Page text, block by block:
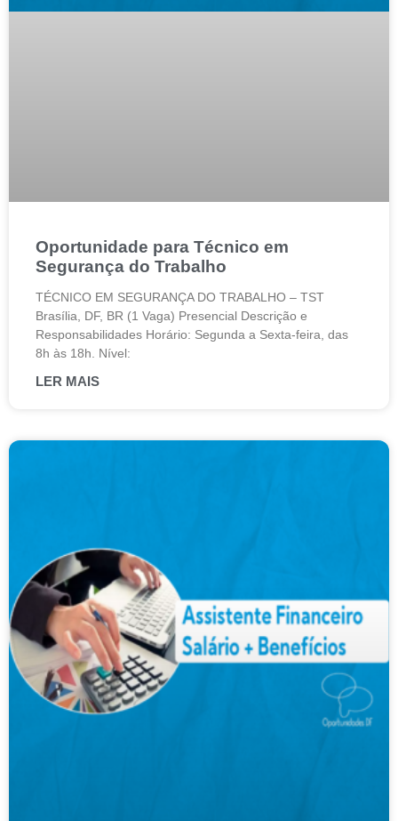
Oportunidade para Técnico em
Segurança do Trabalho
TÉCNICO EM SEGURANÇA DO TRABALHO – TST
Brasília, DF, BR (1 Vaga) Presencial Descrição e
Responsabilidades Horário: Segunda a Sexta-feira, das
8h às 18h. Nível:
LER MAIS